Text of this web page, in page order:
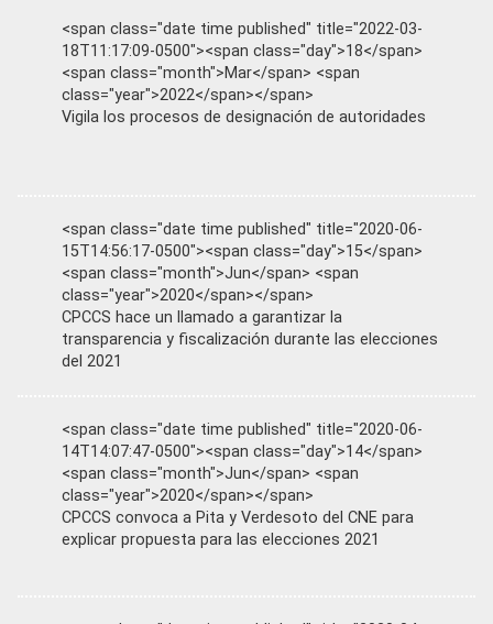
<span class="date time published" title="2022-03-
18T11:17:09-0500"><span class="day">18</span>
<span class="month">Mar</span> <span
class="year">2022</span></span>
Vigila los procesos de designación de autoridades
<span class="date time published" title="2020-06-
15T14:56:17-0500"><span class="day">15</span>
<span class="month">Jun</span> <span
class="year">2020</span></span>
CPCCS hace un llamado a garantizar la
transparencia y fiscalización durante las elecciones
del 2021
<span class="date time published" title="2020-06-
14T14:07:47-0500"><span class="day">14</span>
<span class="month">Jun</span> <span
class="year">2020</span></span>
CPCCS convoca a Pita y Verdesoto del CNE para
explicar propuesta para las elecciones 2021